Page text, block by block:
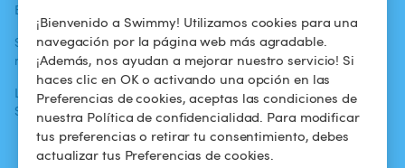
¡Bienvenido a Swimmy! Utilizamos cookies para una
navegación por la página web más agradable.
¡Además, nos ayudan a mejorar nuestro servicio! Si
haces clic en OK o activando una opción en las
Preferencias de cookies, aceptas las condiciones de
nuestra Política de confidencialidad. Para modificar
tus preferencias o retirar tu consentimiento, debes
actualizar tus Preferencias de cookies.
Blog
Swimmy en los
medios
La aventura
Swimmy
Para los
propietarios
Alquilar mi
piscina
¿Cómo funciona?
Condiciones de
uso
Política de
confidencialidad
Aviso legal